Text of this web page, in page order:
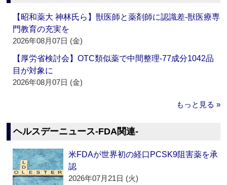
【昭和薬大 神林氏ら】獣医師と薬剤師に認識差‐獣医療専
門教育の充実を
2026年08月07日 (金)
【厚労省検討会】OTC類似薬で中間整理‐77成分1042品
目が対象に
2026年08月07日 (金)
もっと見る »
ヘルスデーニュース‐FDA関連‐
米FDAが世界初の経口PCSK9阻害薬を承
認
2026年07月21日 (火)